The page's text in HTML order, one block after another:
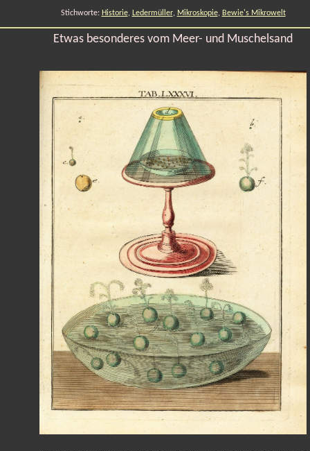
Stichworte: Historie, Ledermüller, Mikroskopie, Bewie's Mikrowelt
Etwas besonderes vom Meer- und Muschelsand